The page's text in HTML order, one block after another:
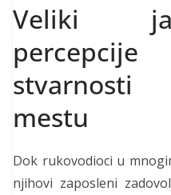
Veliki
percepcije
mestu
Dok rukovodioci u
njihovi zaposleni